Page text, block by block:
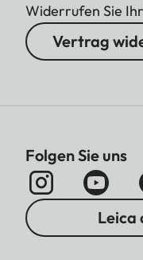
Widerrufen Sie
Vertrag
Folgen Sie uns
Leica